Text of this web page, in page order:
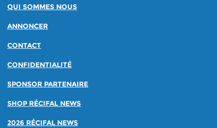
QUI SOMMES NOUS
ANNONCER
CONTACT
CONFIDENTIALITÉ
SPONSOR PARTENAIRE
SHOP RÉCIFAL NEWS
2026 RÉCIFAL NEWS